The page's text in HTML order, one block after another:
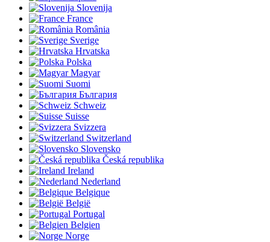
Slovenija
France
România
Sverige
Hrvatska
Polska
Magyar
Suomi
България
Schweiz
Suisse
Svizzera
Switzerland
Slovensko
Česká republika
Ireland
Nederland
Belgique
België
Portugal
Belgien
Norge